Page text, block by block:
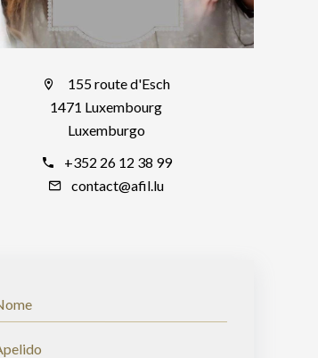
155 route d'Esch
1471 Luxembourg
Luxemburgo
+352 26 12 38 99
contact@afil.lu